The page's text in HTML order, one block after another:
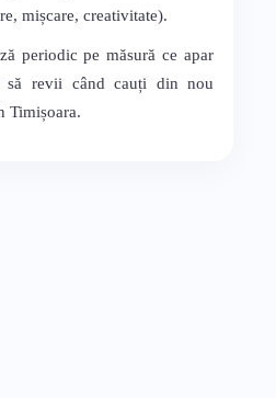
mișcare, creativitate).
periodic pe măsură ce apar
să revii când cauți din nou
Timișoara.